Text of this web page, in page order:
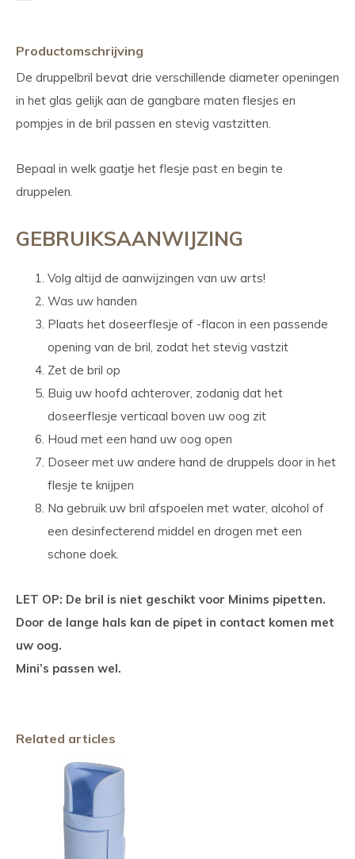
Productomschrijving
De druppelbril bevat drie verschillende diameter openingen
in het glas gelijk aan de gangbare maten flesjes en
pompjes in de bril passen en stevig vastzitten.
Bepaal in welk gaatje het flesje past en begin te
druppelen.
GEBRUIKSAANWIJZING
Volg altijd de aanwijzingen van uw arts!
Was uw handen
Plaats het doseerflesje of -flacon in een passende
opening van de bril, zodat het stevig vastzit
Zet de bril op
Buig uw hoofd achterover, zodanig dat het
doseerflesje verticaal boven uw oog zit
Houd met een hand uw oog open
Doseer met uw andere hand de druppels door in het
flesje te knijpen
Na gebruik uw bril afspoelen met water, alcohol of
een desinfecterend middel en drogen met een
schone doek.
LET OP: De bril is niet geschikt voor Minims pipetten.
Door de lange hals kan de pipet in contact komen met
uw oog.
Mini’s passen wel.
Related articles